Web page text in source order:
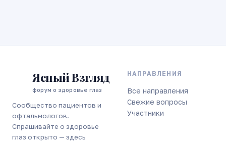
Ясный Взгляд
форум о здоровье глаз
Сообщество пациентов и
офтальмологов.
Спрашивайте о здоровье
глаз открыто — здесь
НАПРАВЛЕНИЯ
Все направления
Свежие вопросы
Участники